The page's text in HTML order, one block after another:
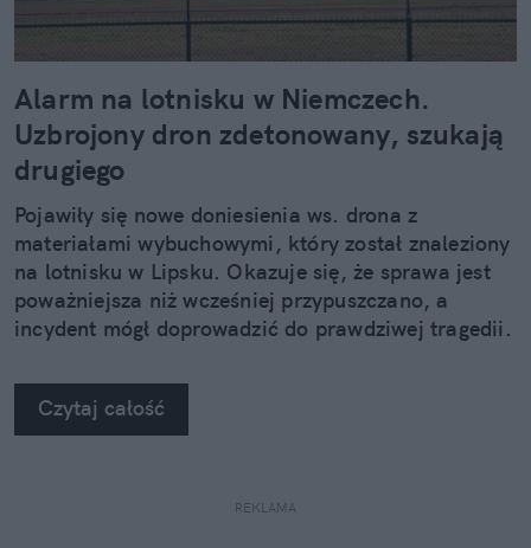
Alarm na lotnisku w Niemczech.
Uzbrojony dron zdetonowany, szukają
drugiego
Pojawiły się nowe doniesienia ws. drona z
materiałami wybuchowymi, który został znaleziony
na lotnisku w Lipsku. Okazuje się, że sprawa jest
poważniejsza niż wcześniej przypuszczano, a
incydent mógł doprowadzić do prawdziwej tragedii.
Czytaj całość
REKLAMA